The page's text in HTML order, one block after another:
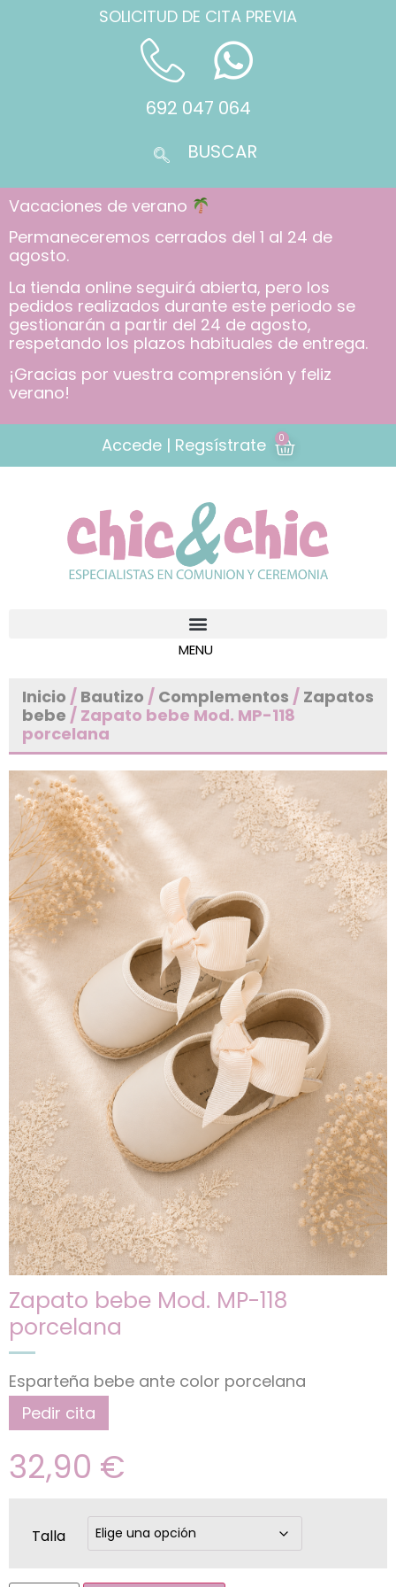
SOLICITUD DE CITA PREVIA
692 047 064
Vacaciones de verano
Permaneceremos cerrados del 1 al 24 de
agosto.
La tienda online seguirá abierta, pero los
pedidos realizados durante este periodo se
gestionarán a partir del 24 de agosto,
respetando los plazos habituales de entrega.
¡Gracias por vuestra comprensión y feliz
verano!
Accede | Regsístrate 0
Inicio / Bautizo / Complementos / Zapatos
bebe / Zapato bebe Mod. MP-118
porcelana
Zapato bebe Mod. MP-118
porcelana
Esparteña bebe ante color porcelana
Pedir cita
32,90 €
Talla